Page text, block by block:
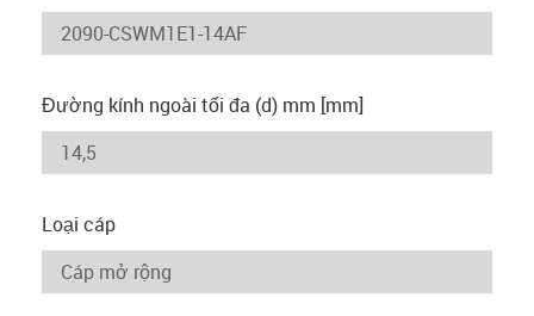
Đường kính ngoài tối đa (d) mm [mm]
Loại cáp